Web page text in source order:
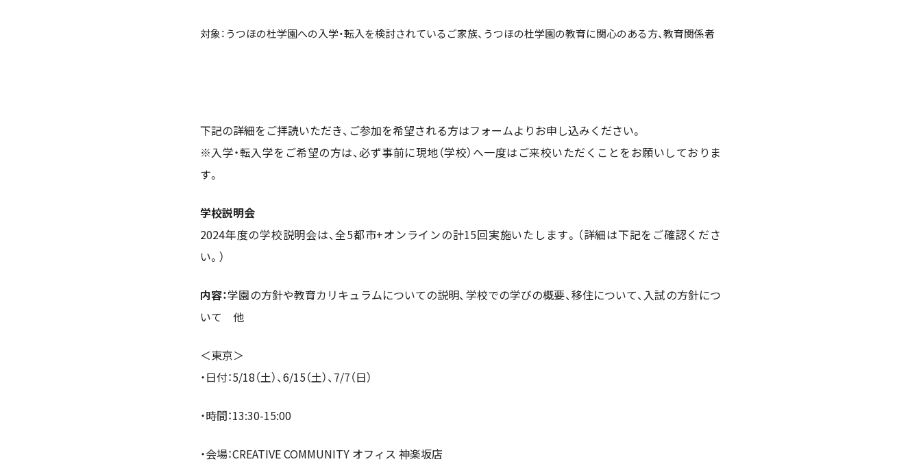
対象：うつほの杜学園への入学・転入を検討されているご家族、うつほの杜学園の教育に関心のある方、教育関係者
下記の詳細をご拝読いただき、ご参加を希望される方はフォームよりお申し込みください。
※入学・転入学をご希望の方は、必ず事前に現地（学校）へ一度はご来校いただくことをお願いしておりま
す。
学校説明会
2024年度の学校説明会は、全5都市+オンラインの計15回実施いたします。（詳細は下記をご確認くださ
い。）
内容：学園の方針や教育カリキュラムについての説明、学校での学びの概要、移住について、入試の方針につ
いて 他
＜東京＞
・日付：5/18（土）、6/15（土）、7/7（日）
・時間：13:30-15:00
・会場：CREATIVE COMMUNITY オフィス 神楽坂店